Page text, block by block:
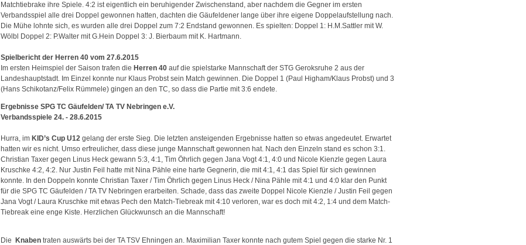
Matchtiebrake ihre Spiele. 4:2 ist eigentlich ein beruhigender Zwischenstand, aber nachdem die Gegner im ersten
Verbandsspiel alle drei Doppel gewonnen hatten, dachten die Gäufeldener lange über ihre eigene Doppelaufstellung nach.
Die Mühe lohnte sich, es wurden alle drei Doppel zum 7:2 Endstand gewonnen. Es spielten: Doppel 1: H.M.Sattler mit W.
Wölbl Doppel 2: P.Walter mit G.Hein Doppel 3: J. Bierbaum mit K. Hartmann.
Spielbericht der Herren 40 vom 27.6.2015
Im ersten Heimspiel der Saison trafen die Herren 40 auf die spielstarke Mannschaft der STG Geroksruhe 2 aus der
Landeshauptstadt. Im Einzel konnte nur Klaus Probst sein Match gewinnen. Die Doppel 1 (Paul Higham/Klaus Probst) und 3
(Hans Schikotanz/Felix Rümmele) gingen an den TC, so dass die Partie mit 3:6 endete.
Ergebnisse SPG TC Gäufelden/ TA TV Nebringen e.V.
Verbandsspiele 24. - 28.6.2015
Hurra, im KID’s Cup U12 gelang der erste Sieg. Die letzten ansteigenden Ergebnisse hatten so etwas angedeutet. Erwartet
hatten wir es nicht. Umso erfreulicher, dass diese junge Mannschaft gewonnen hat. Nach den Einzeln stand es schon 3:1.
Christian Taxer gegen Linus Heck gewann 5:3, 4:1, Tim Öhrlich gegen Jana Vogt 4:1, 4:0 und Nicole Kienzle gegen Laura
Kruschke 4:2, 4:2. Nur Justin Feil hatte mit Nina Pähle eine harte Gegnerin, die mit 4:1, 4:1 das Spiel für sich gewinnen
konnte. In den Doppeln konnte Christian Taxer / Tim Öhrlich gegen Linus Heck / Nina Pähle mit 4:1 und 4:0 klar den Punkt
für die SPG TC Gäufelden / TA TV Nebringen erarbeiten. Schade, dass das zweite Doppel Nicole Kienzle / Justin Feil gegen
Jana Vogt / Laura Kruschke mit etwas Pech den Match-Tiebreak mit 4:10 verloren, war es doch mit 4:2, 1:4 und dem Match-
Tiebreak eine enge Kiste. Herzlichen Glückwunsch an die Mannschaft!
Die Knaben traten auswärts bei der TA TSV Ehningen an. Maximilian Taxer konnte nach gutem Spiel gegen die starke Nr. 1